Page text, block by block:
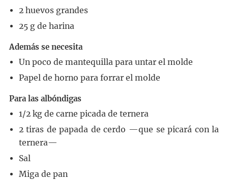
2 huevos grandes
25 g de harina
Además se necesita
Un poco de mantequilla para untar el molde
Papel de horno para forrar el molde
Para las albóndigas
1/2 kg de carne picada de ternera
2 tiras de papada de cerdo —que se picará con la
ternera—
Sal
Miga de pan